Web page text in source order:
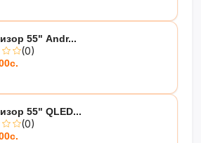
55" Andr...
(0)
55" QLED...
(0)